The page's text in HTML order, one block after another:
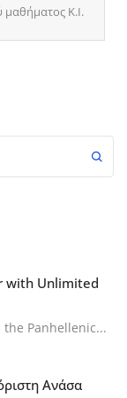
μαθήματος Κ.Ι.
with Unlimited
Panhellenic...
Ανάσα